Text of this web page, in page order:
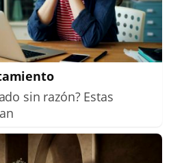
sin razón? Estas